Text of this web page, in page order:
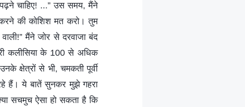
चाहिए! ...” उस समय, मैंने
की कोशिश मत करो। तुम
मैंने जोर से दरवाजा बंद
कलीसिया के 100 से अधिक
क्षेत्रों से भी, चमकती पूर्वी
हैं। ये बातें सुनकर मुझे गहरा
सचमुच ऐसा हो सकता है कि